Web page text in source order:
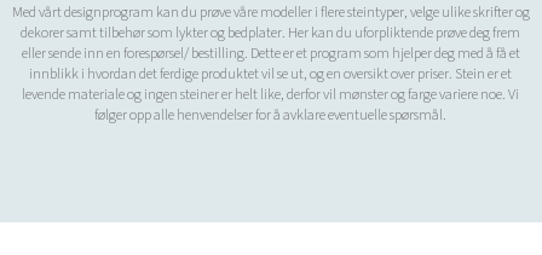
Med vårt designprogram kan du prøve våre modeller i flere steintyper, velge ulike skrifter og
dekorer samt tilbehør som lykter og bedplater. Her kan du uforpliktende prøve deg frem
eller sende inn en forespørsel/ bestilling. Dette er et program som hjelper deg med å få et
innblikk i hvordan det ferdige produktet vil se ut, og en oversikt over priser. Stein er et
levende materiale og ingen steiner er helt like, derfor vil mønster og farge variere noe. Vi
følger opp alle henvendelser for å avklare eventuelle spørsmål.